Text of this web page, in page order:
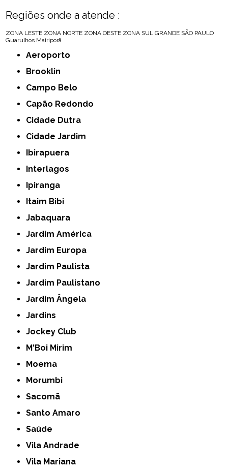
Regiões onde a atende :
ZONA LESTE ZONA NORTE ZONA OESTE ZONA SUL GRANDE SÃO PAULO
Guarulhos Mairiporã
Aeroporto
Brooklin
Campo Belo
Capão Redondo
Cidade Dutra
Cidade Jardim
Ibirapuera
Interlagos
Ipiranga
Itaim Bibi
Jabaquara
Jardim América
Jardim Europa
Jardim Paulista
Jardim Paulistano
Jardim Ângela
Jardins
Jockey Club
M'Boi Mirim
Moema
Morumbi
Sacomã
Santo Amaro
Saúde
Vila Andrade
Vila Mariana